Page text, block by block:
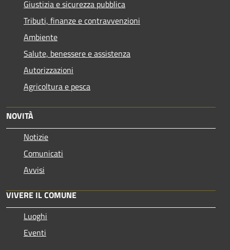
Giustizia e sicurezza pubblica
Tributi, finanze e contravvenzioni
Ambiente
Salute, benessere e assistenza
Autorizzazioni
Agricoltura e pesca
NOVITÀ
Notizie
Comunicati
Avvisi
VIVERE IL COMUNE
Luoghi
Eventi